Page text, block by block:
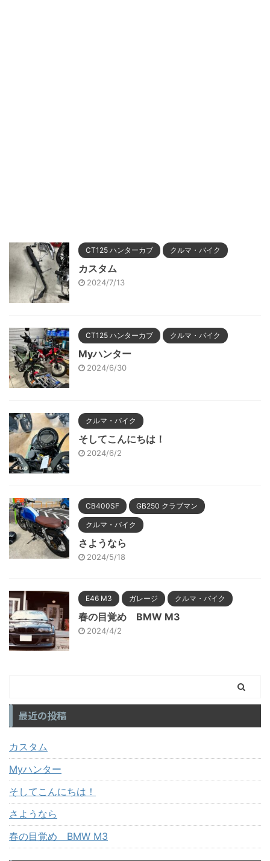
CT125 ハンターカブ クルマ・バイク
カスタム
2024/7/13
CT125 ハンターカブ クルマ・バイク
Myハンター
2024/6/30
クルマ・バイク
そしてこんにちは！
2024/6/2
CB400SF GB250 クラブマン
クルマ・バイク
さようなら
2024/5/18
E46 M3 ガレージ クルマ・バイク
春の目覚め BMW M3
2024/4/2
最近の投稿
カスタム
Myハンター
そしてこんにちは！
さようなら
春の目覚め BMW M3